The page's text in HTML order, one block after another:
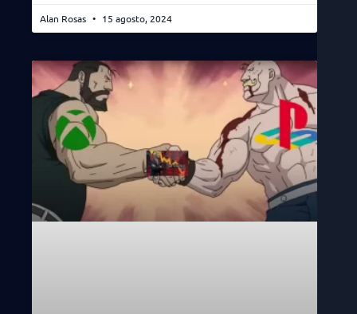
Alan Rosas 15 agosto, 2024